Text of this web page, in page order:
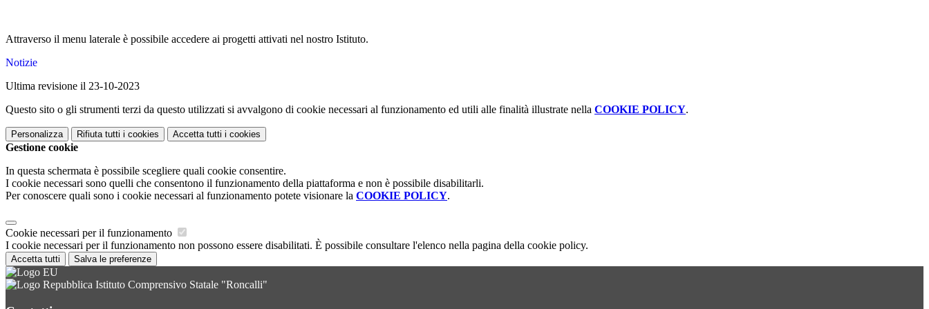
Attraverso il menu laterale è possibile accedere ai progetti attivati nel nostro Istituto.
Notizie
Ultima revisione il 23-10-2023
Questo sito o gli strumenti terzi da questo utilizzati si avvalgono di cookie necessari al funzionamento ed utili alle finalità illustrate nella COOKIE POLICY.
Personalizza Rifiuta tutti i cookies Accetta tutti i cookies
Gestione cookie
In questa schermata è possibile scegliere quali cookie consentire.
I cookie necessari sono quelli che consentono il funzionamento della piattaforma e non è possibile disabilitarli.
Per conoscere quali sono i cookie necessari al funzionamento potete visionare la COOKIE POLICY.
Cookie necessari per il funzionamento
I cookie necessari per il funzionamento non possono essere disabilitati. È possibile consultare l'elenco nella pagina della cookie policy.
Accetta tutti Salva le preferenze
Istituto Comprensivo Statale "Roncalli"